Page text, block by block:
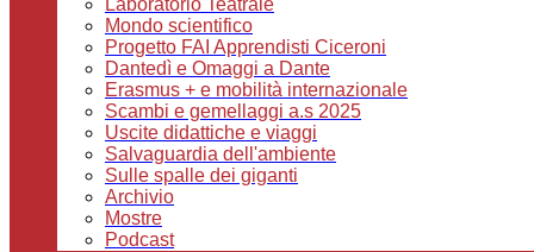
Laboratorio Teatrale
Mondo scientifico
Progetto FAI Apprendisti Ciceroni
Dantedì e Omaggi a Dante
Erasmus + e mobilità internazionale
Scambi e gemellaggi a.s 2025
Uscite didattiche e viaggi
Salvaguardia dell'ambiente
Sulle spalle dei giganti
Archivio
Mostre
Podcast